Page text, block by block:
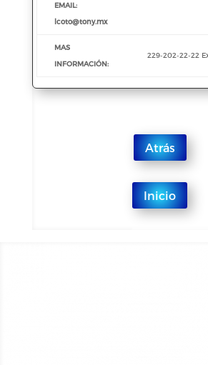
EMAIL:
lcoto@tony.mx
MAS
INFORMACIÓN:
229-202-22-22
Atrás
Inicio